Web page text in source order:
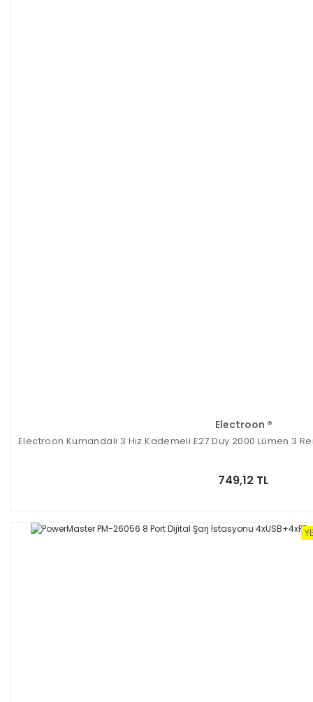
Electroon ®
Electroon Kumandalı 3 Hız Kademeli E27 Duy 2000 Lümen 3
749,12 TL